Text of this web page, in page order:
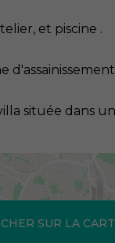
et piscine .
située dans
SUR LA